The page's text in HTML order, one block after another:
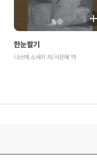
한눈팔기
나쓰메 소세키 저/서은혜 역